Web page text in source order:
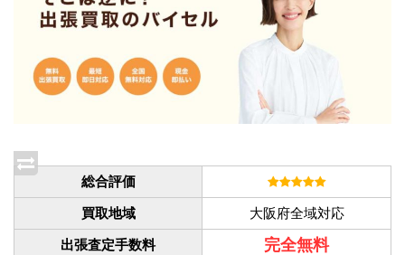
総合評価
買取地域
大阪府全域対応
出張査定手数料
完全無料